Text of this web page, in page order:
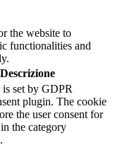
the website to
functionalities and
Descrizione
set by GDPR
plugin. The cookie
the user consent for
the category